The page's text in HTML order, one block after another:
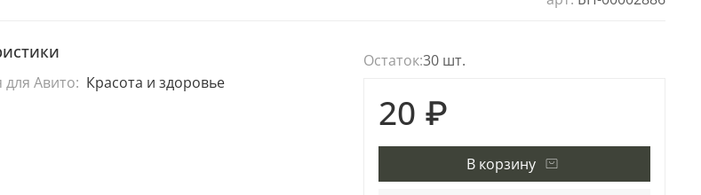
для Авито: Красота и здоровье
Остаток:30 шт.
20 ₽
В корзину